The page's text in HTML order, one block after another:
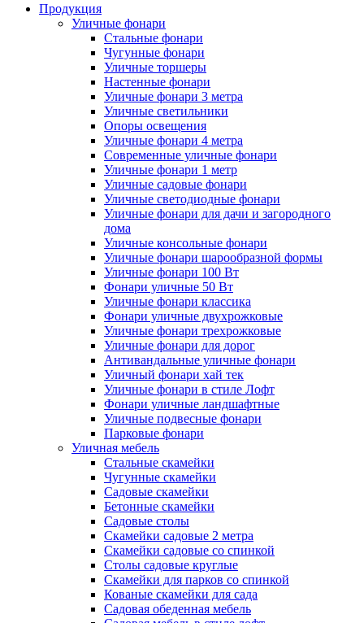
Продукция
Уличные фонари
Стальные фонари
Чугунные фонари
Уличные торшеры
Настенные фонари
Уличные фонари 3 метра
Уличные светильники
Опоры освещения
Уличные фонари 4 метра
Современные уличные фонари
Уличные фонари 1 метр
Уличные садовые фонари
Уличные светодиодные фонари
Уличные фонари для дачи и загородного
дома
Уличные консольные фонари
Уличные фонари шарообразной формы
Уличные фонари 100 Вт
Фонари уличные 50 Вт
Уличные фонари классика
Фонари уличные двухрожковые
Уличные фонари трехрожковые
Уличные фонари для дорог
Антивандальные уличные фонари
Уличный фонари хай тек
Уличные фонари в стиле Лофт
Фонари уличные ландшафтные
Уличные подвесные фонари
Парковые фонари
Уличная мебель
Стальные скамейки
Чугунные скамейки
Садовые скамейки
Бетонные скамейки
Садовые столы
Скамейки садовые 2 метра
Cкамейки садовые со спинкой
Столы садовые круглые
Скамейки для парков со спинкой
Кованые скамейки для сада
Садовая обеденная мебель